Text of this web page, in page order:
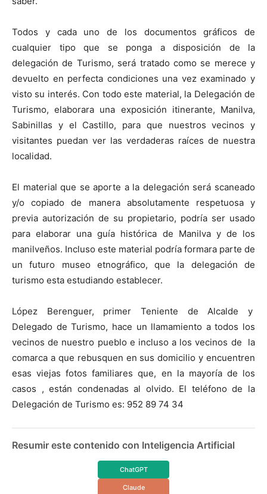
Todos y cada uno de los documentos gráficos de
cualquier tipo que se ponga a disposición de la
delegación de Turismo, será tratado como se merece y
devuelto en perfecta condiciones una vez examinado y
visto su interés. Con todo este material, la Delegación de
Turismo, elaborara una exposición itinerante, Manilva,
Sabinillas y el Castillo, para que nuestros vecinos y
visitantes puedan ver las verdaderas raíces de nuestra
localidad.
El material que se aporte a la delegación será scaneado
y/o copiado de manera absolutamente respetuosa y
previa autorización de su propietario, podría ser usado
para elaborar una guía histórica de Manilva y de los
manilveños. Incluso este material podría formara parte de
un futuro museo etnográfico, que la delegación de
turismo esta estudiando establecer.
López Berenguer, primer Teniente de Alcalde y
Delegado de Turismo, hace un llamamiento a todos los
vecinos de nuestro pueblo e incluso a los vecinos de la
comarca a que rebusquen en sus domicilio y encuentren
esas viejas fotos familiares que, en la mayoría de los
casos , están condenadas al olvido. El teléfono de la
Delegación de Turismo es: 952 89 74 34
Resumir este contenido con Inteligencia Artificial
ChatGPT
Claude